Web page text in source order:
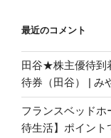
最近のコメント
田谷★株主優待到
待券（田谷） | み
フランスベッド
待生活】ポイント